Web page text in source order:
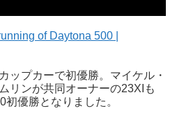
of Daytona 500 |
ップカーで初優勝。マイケル・
リンが共同オーナーの23XIも
優勝となりました。